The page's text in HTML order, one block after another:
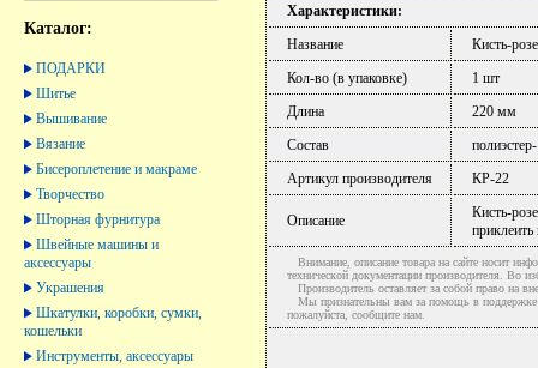
Каталог:
ПОДАРКИ
Шитье
Вышивание
Вязание
Бисероплетение и макраме
Творчество
Шторная фурнитура
Швейные машины и
аксессуары
Украшения
Шкатулки, коробки, сумки,
кошельки
Инструменты, аксессуары
Характеристики:
Название
Кисть-
Кол-во (в упаковке)
1 шт
Длина
220 мм
Состав
Артикул производителя
КР-22
Описание
Кисть-
Внимание, описание товара на сайте носит
технической документации производителя. Во
Производитель оставляет за собой право на
Мы признательны вам за помощь в поддержке
пожалуйста, сообщите нам.